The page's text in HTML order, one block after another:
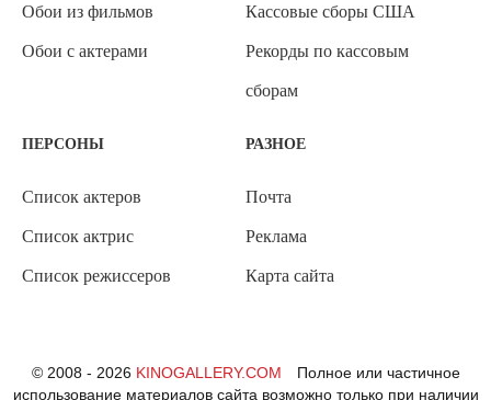
Обои из фильмов
Обои с актерами
Кассовые сборы США
Рекорды по кассовым
сборам
ПЕРСОНЫ
Список актеров
Список актрис
Список режиссеров
РАЗНОЕ
Почта
Реклама
Карта сайта
© 2008 - 2026 KINOGALLERY.COM
Полное или частичное
использование материалов сайта возможно только при наличии